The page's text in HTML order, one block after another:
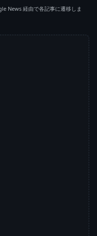
News 経由で各記事に遷移しま